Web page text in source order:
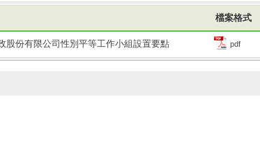
檔案格式
股份有限公司性別平等工作小組設置要點 pdf